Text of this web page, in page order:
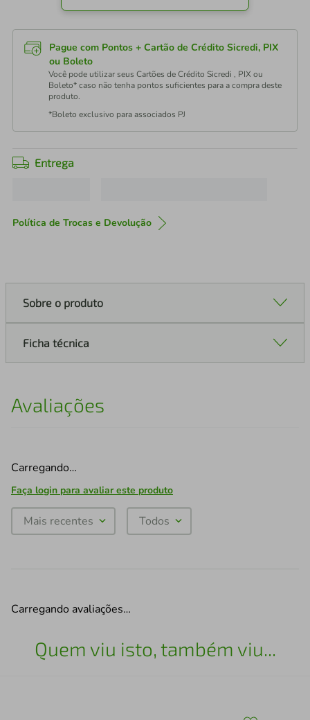
Pague com Pontos + Cartão de Crédito Sicredi, PIX
ou Boleto
Você pode utilizar seus Cartões de Crédito Sicredi , PIX ou
Boleto* caso não tenha pontos suficientes para a compra deste
produto.
*Boleto exclusivo para associados PJ
Entrega
Política de Trocas e Devolução
Sobre o produto
Ficha técnica
Avaliações
Carregando…
Faça login para avaliar este produto
Mais recentes Todos
Carregando avaliações…
Quem viu isto, também viu...